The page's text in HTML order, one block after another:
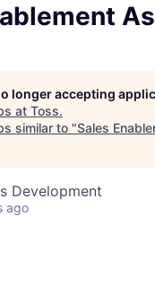
longer accepting
at Toss.
similar to "Sales
Development
ago